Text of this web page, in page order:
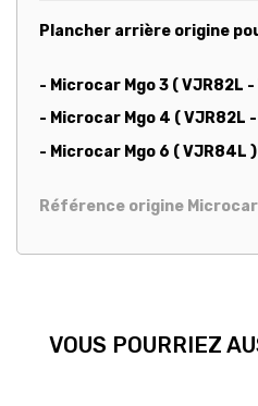
Plancher arrière origine
- Microcar Mgo 3 ( VJR82L -
- Microcar Mgo 4 ( VJR82L
- Microcar Mgo 6 ( VJR84L )
Référence origine Microcar
VOUS POURRIEZ